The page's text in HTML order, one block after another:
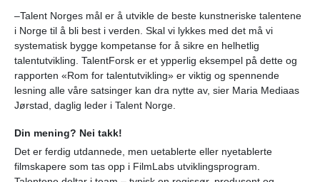
–Talent Norges mål er å utvikle de beste kunstneriske talentene
i Norge til å bli best i verden. Skal vi lykkes med det må vi
systematisk bygge kompetanse for å sikre en helhetlig
talentutvikling. TalentForsk er et ypperlig eksempel på dette og
rapporten «Rom for talentutvikling» er viktig og spennende
lesning alle våre satsinger kan dra nytte av, sier Maria Mediaas
Jørstad, daglig leder i Talent Norge.
Din mening? Nei takk!
Det er ferdig utdannede, men uetablerte eller nyetablerte
filmskapere som tas opp i FilmLabs utviklingsprogram.